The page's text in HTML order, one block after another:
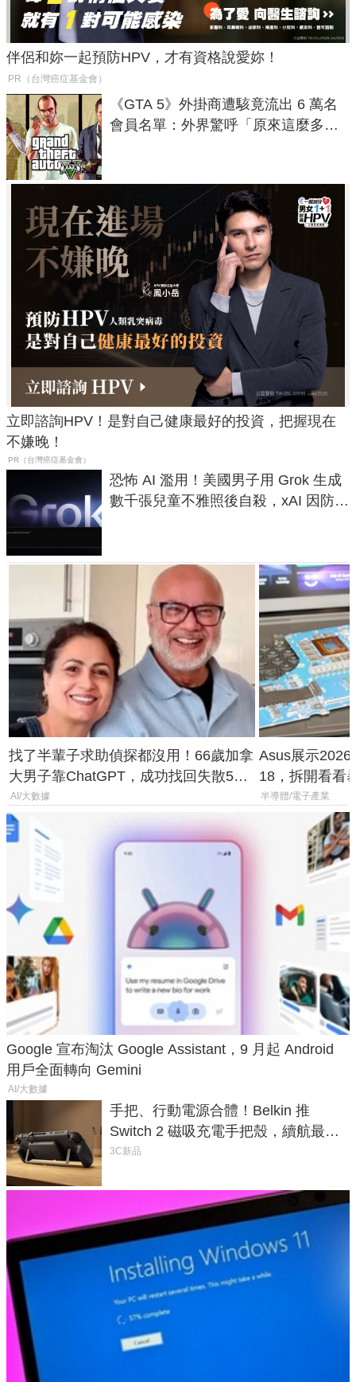
伴侶和妳一起預防HPV，才有資格說愛妳！
PR（台灣癌症基金會）
《GTA 5》外掛商遭駭竟流出 6 萬名
會員名單：外界驚呼「原來這麼多人
立即諮詢HPV！是對自己健康最好的投資，把握現在
不嫌晚！
PR（台灣癌症基金會）
恐怖 AI 濫用！美國男子用 Grok 生成
數千張兒童不雅照後自殺，xAI 因防護
找了半輩子求助偵探都沒用！66歲加拿
大男子靠ChatGPT，成功找回失散50
年家人
AI/大數據
Asus展示2026
18，拆開看看
半導體/電子產業
Google 宣布淘汰 Google Assistant，9 月起 Android
用戶全面轉向 Gemini
AI/大數據
手把、行動電源合體！Belkin 推
Switch 2 磁吸充電手把殼，續航最高
延長 1.5 倍
3C新品